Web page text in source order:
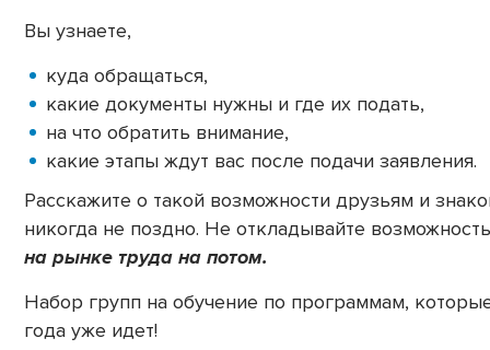
Вы узнаете,
куда обращаться,
какие документы нужны и где их подать,
на что обратить внимание,
какие этапы ждут вас после подачи заявления.
Расскажите о такой возможности друзьям и
никогда не поздно. Не откладывайте
на рынке труда на потом.
Набор групп на обучение по программам,
года уже идет!